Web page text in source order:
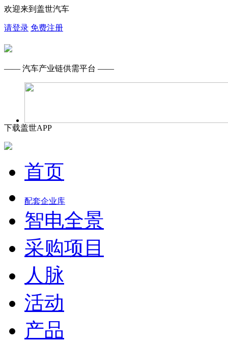
欢迎来到盖世汽车
请登录 免费注册
—— 汽车产业链供需平台 ——
下载盖世APP
首页
配套企业库
智电全景
采购项目
人脉
活动
产品